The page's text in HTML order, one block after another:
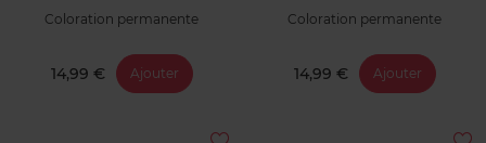
Coloration permanente
14,99 € Ajouter
Coloration permanente
14,99 € Ajouter